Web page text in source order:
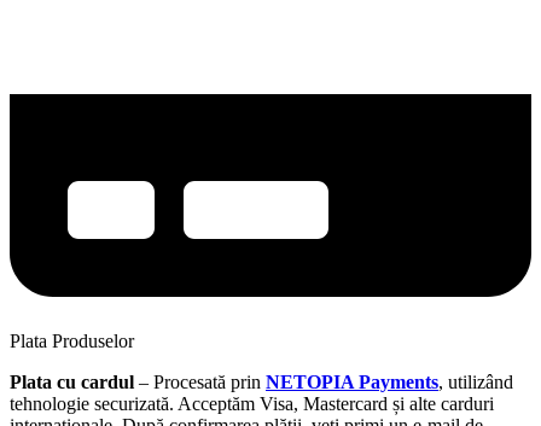
Plata Produselor
Plata cu cardul – Procesată prin NETOPIA Payments, utilizând
tehnologie securizată. Acceptăm Visa, Mastercard și alte carduri